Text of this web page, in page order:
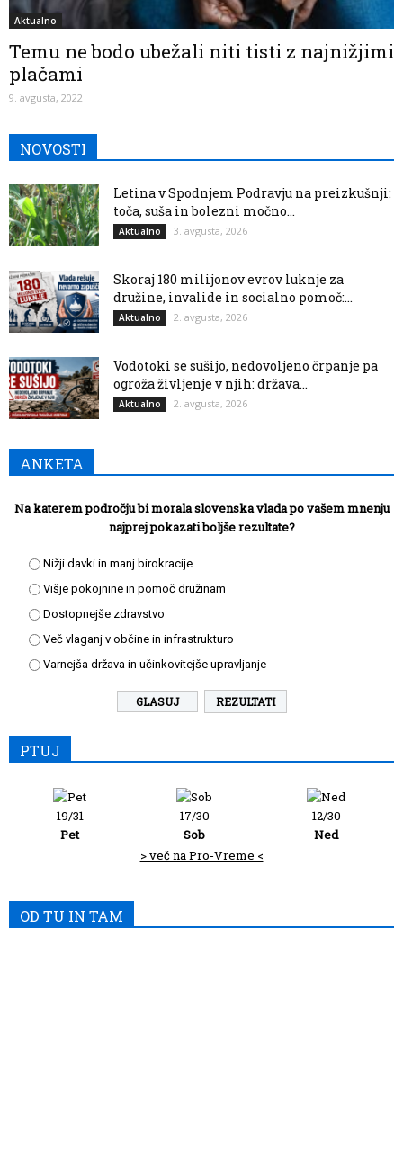
Aktualno
Temu ne bodo ubežali niti tisti z najnižjimi
plačami
9. avgusta, 2022
NOVOSTI
Letina v Spodnjem Podravju na preizkušnji:
toča, suša in bolezni močno...
Aktualno 3. avgusta, 2026
Skoraj 180 milijonov evrov luknje za
družine, invalide in socialno pomoč:...
Aktualno 2. avgusta, 2026
Vodotoki se sušijo, nedovoljeno črpanje pa
ogroža življenje v njih: država...
Aktualno 2. avgusta, 2026
ANKETA
Na katerem področju bi morala slovenska vlada po vašem mnenju
najprej pokazati boljše rezultate?
Nižji davki in manj birokracije
Višje pokojnine in pomoč družinam
Dostopnejše zdravstvo
Več vlaganj v občine in infrastrukturo
Varnejša država in učinkovitejše upravljanje
REZULTATI
PTUJ
19/31
Pet
17/30
Sob
12/30
Ned
> več na Pro-Vreme <
OD TU IN TAM